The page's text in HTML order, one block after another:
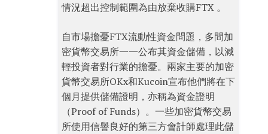
情況超出控制範圍為由放棄收購FTX 。
自市場擔憂FTX流動性資金問題，多間加
密貨幣交易所一一公布其資金儲備，以減
輕投資者對行業的擔憂。兩家主要的加密
貨幣交易所OKx和Kucoin宣布他們將在下
個月提供儲備證明，亦稱為資金證明
（Proof of Funds）。一些加密貨幣交易
所使用信譽良好的第三方會計師處理此儲